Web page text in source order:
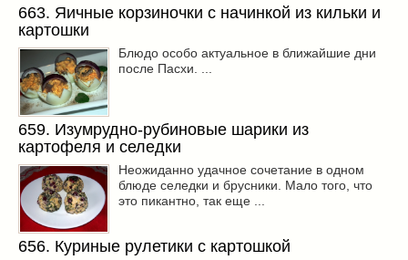
663. Яичные корзиночки с начинкой из кильки и
картошки
Блюдо особо актуальное в ближайшие дни
после Пасхи. ...
659. Изумрудно-рубиновые шарики из
картофеля и селедки
Неожиданно удачное сочетание в одном
блюде селедки и брусники. Мало того, что
это пикантно, так еще ...
656. Куриные рулетики с картошкой